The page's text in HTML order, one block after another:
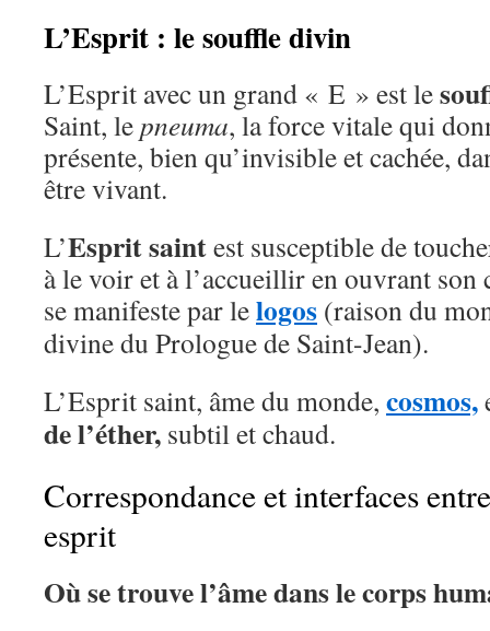
L’Esprit : le souffle divin
L’Esprit avec un grand « E » est le
Saint, lepneuma, la force vitale qui
présente, bien qu’invisible et cachée,
être vivant.
L’Esprit saintest susceptible de
à le voir et à l’accueillir en ouvrant
se manifeste par lelogos (raison du
divine du Prologue de Saint-Jean).
L’Esprit saint, âme du monde, cosmos,
de l’éther, subtil et chaud.
Correspondance et interfaces
esprit
Où se trouve l’âme dans le corps